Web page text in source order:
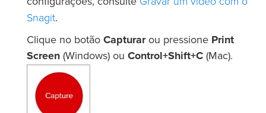
Snagit.
Clique no botão Capturarou pressione Print
Screen (Windows) ou Control+Shift+C (Mac).